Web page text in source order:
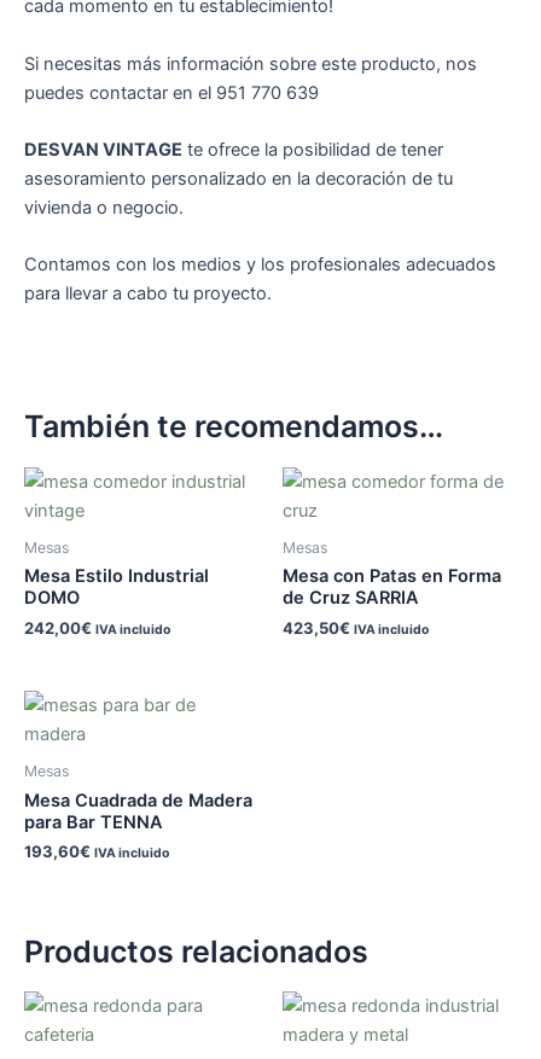
cada momento en tu establecimiento!
Si necesitas más información sobre este producto, nos
puedes contactar en el 951 770 639
DESVAN VINTAGE te ofrece la posibilidad de tener
asesoramiento personalizado en la decoración de tu
vivienda o negocio.
Contamos con los medios y los profesionales adecuados
para llevar a cabo tu proyecto.
También te recomendamos…
Mesas
Mesa Estilo Industrial
DOMO
242,00€ IVA incluido
Mesas
Mesa con Patas en Forma
de Cruz SARRIA
423,50€ IVA incluido
Mesas
Mesa Cuadrada de Madera
para Bar TENNA
193,60€ IVA incluido
Productos relacionados